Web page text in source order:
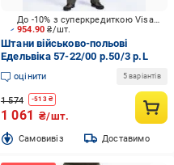
954.90₴/шт.
До -10% з суперкредиткою Visa Вигода
Штани військово-польові
Едельвіка 57-22/00 р.50/3 р.L
оцінити 5 варіантів
1 574 -513₴
1 061 ₴/шт.
Cамовивіз Доставимо